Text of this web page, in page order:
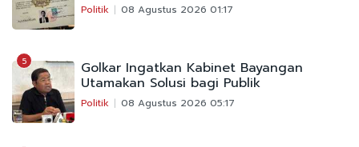
Politik 08 Agustus 2026 01:17
5 Golkar Ingatkan Kabinet Bayangan
Utamakan Solusi bagi Publik
Politik 08 Agustus 2026 05:17